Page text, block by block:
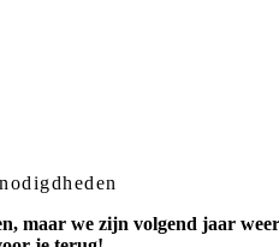
maar we zijn volgend jaar weer